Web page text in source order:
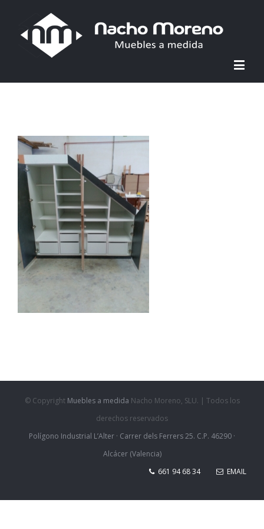
© Copyright Muebles a medida Nacho Moreno, SLU. | Todos los
derechos reservados
Polígono Industrial L’Alter · Carrer dels Ferrers 25. C.P. 46290 ·
Alcácer (Valencia)
661 94 68 34
EMAIL